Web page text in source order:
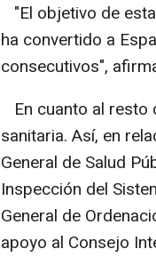
"El objetivo de
ha convertido a
consecutivos",
En cuanto al resto
sanitaria. Así, en
General de Salud
Inspección del
General de
apoyo al Consejo